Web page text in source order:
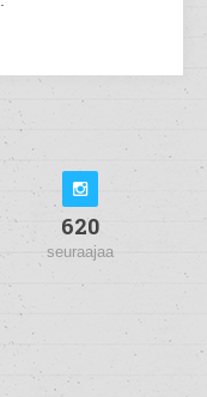
620
seuraajaa